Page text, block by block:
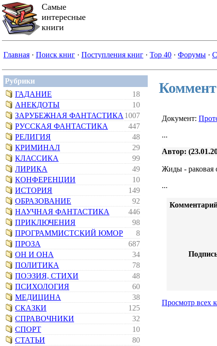
Самые
интересные
книги
Главная · Поиск книг · Поступления книг · Top 40 · Форумы ·
Рубрики
ГАДАНИЕ
18
АНЕКДОТЫ
10
ЗАРУБЕЖНАЯ ФАНТАСТИКА 1007
РУССКАЯ ФАНТАСТИКА
447
РЕЛИГИЯ
48
КРИМИНАЛ
29
КЛАССИКА
99
ЛИРИКА
49
КОНФЕРЕНЦИИ
10
ИСТОРИЯ
149
ОБРАЗОВАНИЕ
92
НАУЧНАЯ ФАНТАСТИКА
446
ПРИКЛЮЧЕНИЯ
98
ПРОГРАММИСТСКИЙ ЮМОР
8
ПРОЗА
687
ОН И ОНА
34
ПОЛИТИКА
78
ПОЭЗИЯ, СТИХИ
48
ПСИХОЛОГИЯ
60
МЕДИЦИНА
38
СКАЗКИ
125
СПРАВОЧНИКИ
32
СПОРТ
10
СТАТЬИ
80
Документ:
...
Автор:
Жиды - раковая
...
Просмотр всех